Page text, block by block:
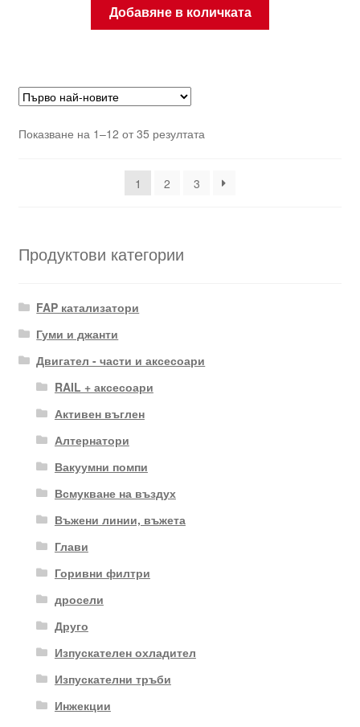
Добавяне в количката
Показване на 1–12 от 35 резултатаSorted
1
2 3
Продуктови категории
FAP катализатори
Гуми и джанти
Двигател - части и аксесоари
RAIL + аксесоари
Активен въглен
Алтернатори
Вакуумни помпи
Всмукване на въздух
Въжени линии, въжета
Глави
Горивни филтри
дросели
Друго
Изпускателен охладител
Изпускателни тръби
Инжекции